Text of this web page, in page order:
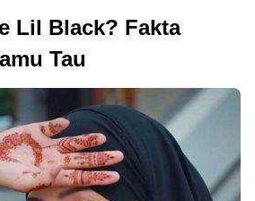
bukti
Benarkah
sekadar
Simak
lengkapnya di
Lil Black? Fakta
Tau